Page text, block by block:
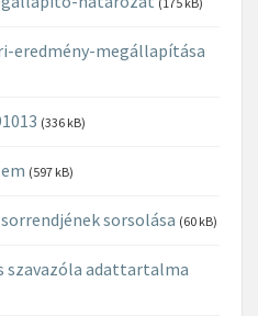
eredmény-megállapítása
(336 kB)
(597 kB)
sorsolása (60 kB)
szavazóla adattartalma